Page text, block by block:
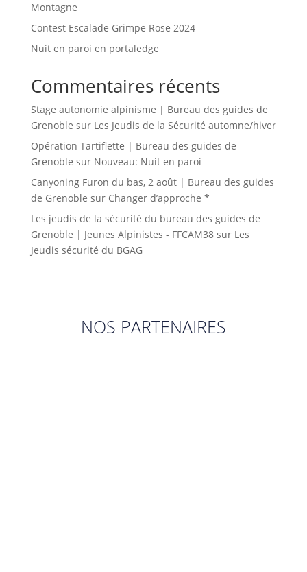
Montagne
Contest Escalade Grimpe Rose 2024
Nuit en paroi en portaledge
Commentaires récents
Stage autonomie alpinisme | Bureau des guides de
Grenoble sur Les Jeudis de la Sécurité automne/hiver
Opération Tartiflette | Bureau des guides de
Grenoble sur Nouveau: Nuit en paroi
Canyoning Furon du bas, 2 août | Bureau des guides
de Grenoble sur Changer d’approche *
Les jeudis de la sécurité du bureau des guides de
Grenoble | Jeunes Alpinistes - FFCAM38sur Les
Jeudis sécurité du BGAG
NOS PARTENAIRES